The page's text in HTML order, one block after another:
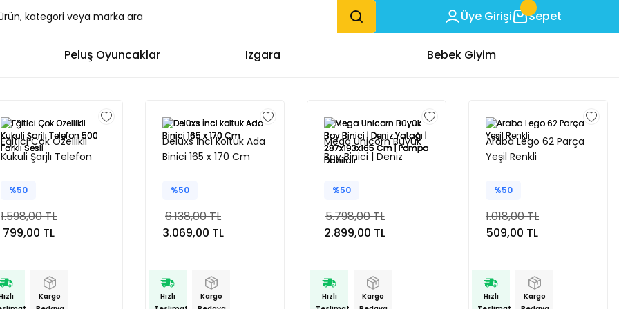
Üye Girişi Sepet
Peluş Oyuncaklar Izgara Bebek Giyim
Eğitici Çok Özellikli
Kukuli Şarjlı Telefon
%50
1.598,00 TL
799,00 TL
Kargo
Delüxs İnci koltuk Ada
Binici 165 x 170 Cm
%50
6.138,00 TL
3.069,00 TL
Hızlı
Kargo
Mega Unicorn Büyük
Boy Binici | Deniz
Cm | Pompa Dahildir
%50
5.798,00 TL
2.899,00 TL
Hızlı
Kargo
Araba Lego 62 Parça
Yeşil Renkli
%50
1.018,00 TL
509,00 TL
Hızlı
Kargo